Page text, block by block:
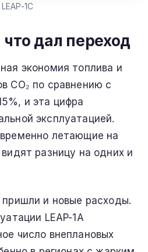
LEAP-1C
дал переход
экономия топлива и
CO₂ по сравнению с
и эта цифра
эксплуатацией.
летающие на
разницу на одних и
и новые расходы.
LEAP-1A
число внеплановых